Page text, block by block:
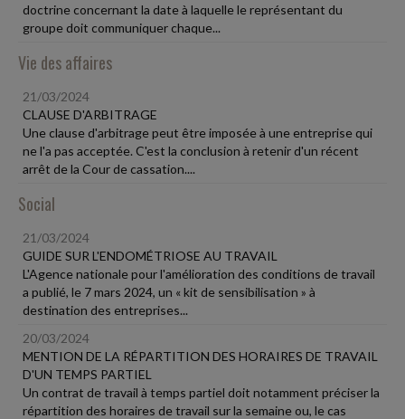
doctrine concernant la date à laquelle le représentant du
groupe doit communiquer chaque...
Vie des affaires
21/03/2024
CLAUSE D'ARBITRAGE
Une clause d'arbitrage peut être imposée à une entreprise qui
ne l'a pas acceptée. C'est la conclusion à retenir d'un récent
arrêt de la Cour de cassation....
Social
21/03/2024
GUIDE SUR L'ENDOMÉTRIOSE AU TRAVAIL
L'Agence nationale pour l'amélioration des conditions de travail
a publié, le 7 mars 2024, un « kit de sensibilisation » à
destination des entreprises...
20/03/2024
MENTION DE LA RÉPARTITION DES HORAIRES DE TRAVAIL
D'UN TEMPS PARTIEL
Un contrat de travail à temps partiel doit notamment préciser la
répartition des horaires de travail sur la semaine ou, le cas